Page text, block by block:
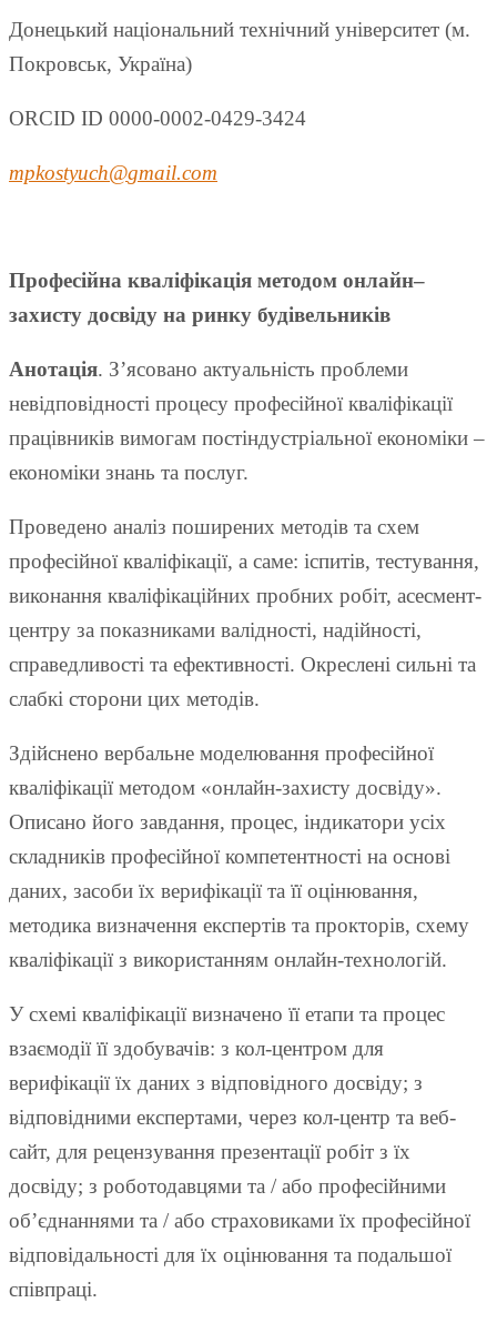
Донецький національний технічний університет (м.
Покровськ, Україна)
ORCID ID 0000-0002-0429-3424
mpkostyuch@gmail.com
Професійна кваліфікація методом онлайн–
захисту досвіду на ринку будівельників
Анотація. З’ясовано актуальність проблеми
невідповідності процесу професійної кваліфікації
працівників вимогам постіндустріальної економіки –
економіки знань та послуг.
Проведено аналіз поширених методів та схем
професійної кваліфікації, а саме: іспитів, тестування,
виконання кваліфікаційних пробних робіт, асесмент-
центру за показниками валідності, надійності,
справедливості та ефективності. Окреслені сильні та
слабкі сторони цих методів.
Здійснено вербальне моделювання професійної
кваліфікації методом «онлайн-захисту досвіду».
Описано його завдання, процес, індикатори усіх
складників професійної компетентності на основі
даних, засоби їх верифікації та її оцінювання,
методика визначення експертів та прокторів, схему
кваліфікації з використанням онлайн-технологій.
У схемі кваліфікації визначено її етапи та процес
взаємодії її здобувачів: з кол-центром для
верифікації їх даних з відповідного досвіду; з
відповідними експертами, через кол-центр та веб-
сайт, для рецензування презентації робіт з їх
досвіду; з роботодавцями та / або професійними
об’єднаннями та / або страховиками їх професійної
відповідальності для їх оцінювання та подальшої
співпраці.